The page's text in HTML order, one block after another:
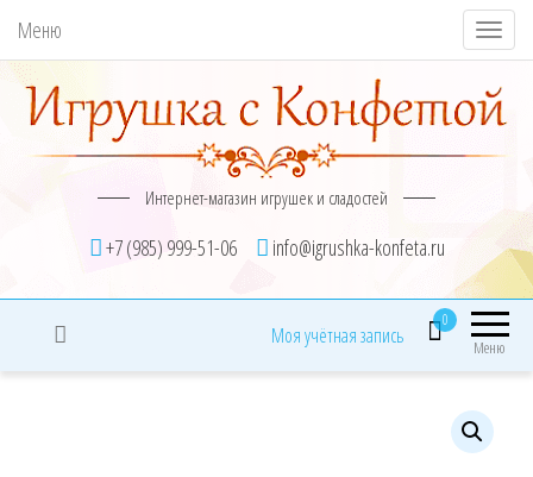
Меню
П
о
к
ь
/
С
ы
Интернет-магазин игрушек и сладостей
+7 (985) 999-51-06 info@igrushka-konfeta.ru
Меню
0
Моя учётная запись